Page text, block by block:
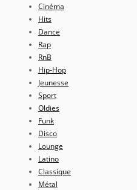
Cinéma
Hits
Dance
Rap
RnB
Hip-Hop
Jeunesse
Sport
Oldies
Funk
Disco
Lounge
Latino
Classique
Métal